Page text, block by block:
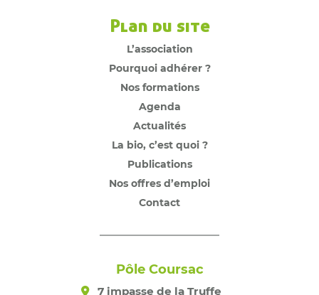
Plan du site
L’association
Pourquoi adhérer ?
Nos formations
Agenda
Actualités
La bio, c’est quoi ?
Publications
Nos offres d’emploi
Contact
Pôle Coursac
7 impasse de la Truffe